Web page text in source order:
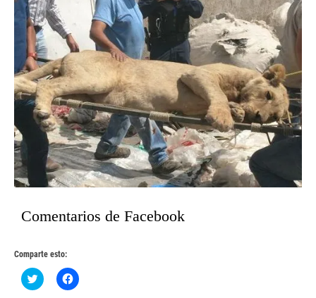
Comentarios de Facebook
Comparte esto:
Haz
clic
Haz
clic